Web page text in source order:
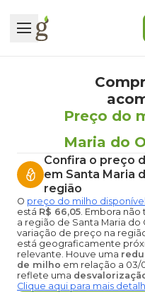
Preço do
Maria do
Confira o preço
em Santa Maria
região
O preço do milho disponível
está R$ 66,05. Embora
a região de Santa Maria
variação de preço na
está geograficamente
relevante. Houve uma
de milho em relação a 03/
reflete uma
Clique aqui para mais